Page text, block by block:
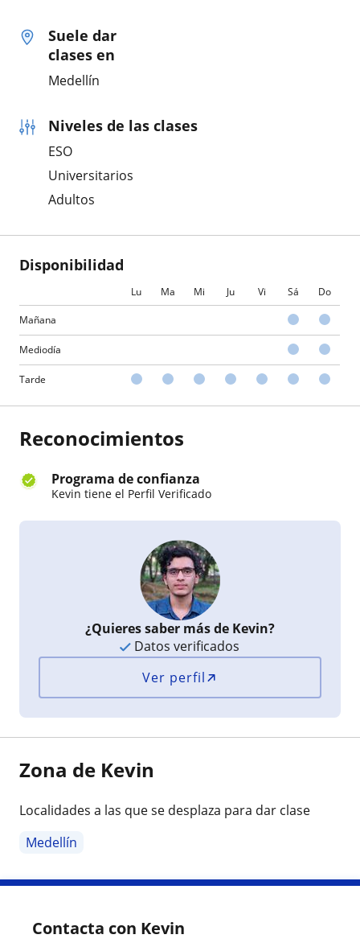
Suele dar
clases en
Medellín
Niveles de las clases
ESO
Universitarios
Adultos
Disponibilidad
Lu Ma Mi Ju Vi Sá Do
Mañana
Mediodía
Tarde
Reconocimientos
Programa de confianza
Kevin tiene el Perfil Verificado
¿Quieres saber más de Kevin?
Datos verificados
Ver perfil
Zona de Kevin
Localidades a las que se desplaza para dar clase
Medellín
Contacta con Kevin